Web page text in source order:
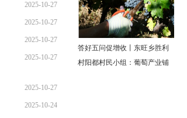
2025-10-27
2025-10-27
2025-10-27
2025-10-27
2025-10-27
2025-10-24
答好五问促增收丨东旺乡胜利
村阳都村民小组：葡萄产业铺